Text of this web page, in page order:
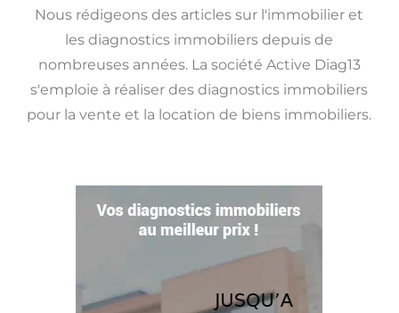
Nous rédigeons des articles sur l'immobilier et
les diagnostics immobiliers depuis de
nombreuses années. La société Active Diag13
s'emploie à réaliser des diagnostics immobiliers
pour la vente et la location de biens immobiliers.